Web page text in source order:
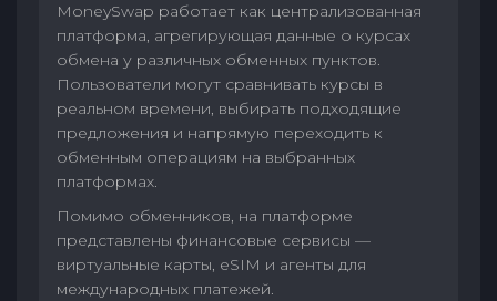
MoneySwap работает как централизованная
платформа, агрегирующая данные о курсах
обмена у различных обменных пунктов.
Пользователи могут сравнивать курсы в
реальном времени, выбирать подходящие
предложения и напрямую переходить к
обменным операциям на выбранных
платформах.
Помимо обменников, на платформе
представлены финансовые сервисы —
виртуальные карты, eSIM и агенты для
международных платежей.